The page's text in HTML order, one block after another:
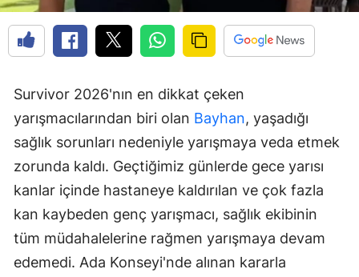
Survivor 2026'nın en dikkat çeken
yarışmacılarından biri olan Bayhan, yaşadığı
sağlık sorunları nedeniyle yarışmaya veda etmek
zorunda kaldı. Geçtiğimiz günlerde gece yarısı
kanlar içinde hastaneye kaldırılan ve çok fazla
kan kaybeden genç yarışmacı, sağlık ekibinin
tüm müdahalelerine rağmen yarışmaya devam
edemedi. Ada Konseyi'nde alınan kararla